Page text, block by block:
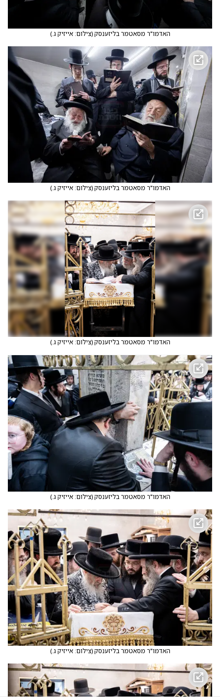
האדמו"ר מסאטמר בליזענסק(צילום: אייזיק ג.)
האדמו"ר מסאטמר בליזענסק(צילום: אייזיק ג.)
האדמו"ר מסאטמר בליזענסק(צילום: אייזיק ג.)
האדמו"ר מסאטמר בליזענסק(צילום: אייזיק ג.)
האדמו"ר מסאטמר בליזענסק(צילום: אייזיק ג.)